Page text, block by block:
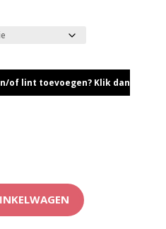
€150,00
of lint toevoegen? Klik dan